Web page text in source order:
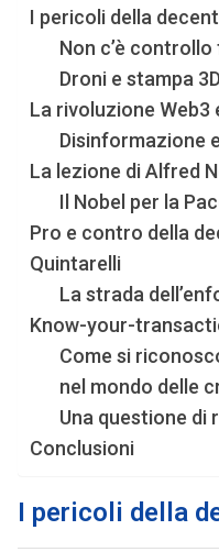
I pericoli della
Non c’è
Droni e stampa 3D
La rivoluzione
Disinformazione
La lezione di Alfred
Il Nobel per la
Pro e contro della
Quintarelli
La strada
Know-your-
Come si
nel mondo delle
Una questione di
Conclusioni
I pericoli della